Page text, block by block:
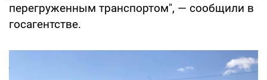
перегруженным транспортом", — сообщили в
госагентстве.